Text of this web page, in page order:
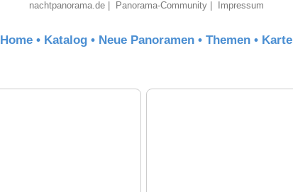
nachtpanorama.de| Panorama-Community| Impressum
Home • Katalog • Neue Panoramen • Themen • Karte